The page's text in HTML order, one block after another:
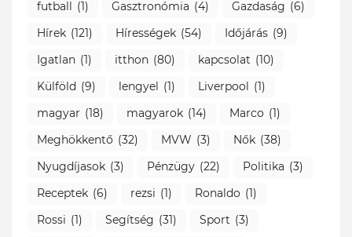
futball (1) Gasztronómia (4) Gazdaság (6)
Hírek (121) Hírességek (54) Időjárás (9)
Igatlan (1) itthon (80) kapcsolat (10)
Külföld (9) lengyel (1) Liverpool (1)
magyar (18) magyarok (14) Marco (1)
Meghökkentő (32) MVW (3) Nők (38)
Nyugdíjasok (3) Pénzügy (22) Politika (3)
Receptek (6) rezsi (1) Ronaldo (1)
Rossi (1) Segítség (31) Sport (3)